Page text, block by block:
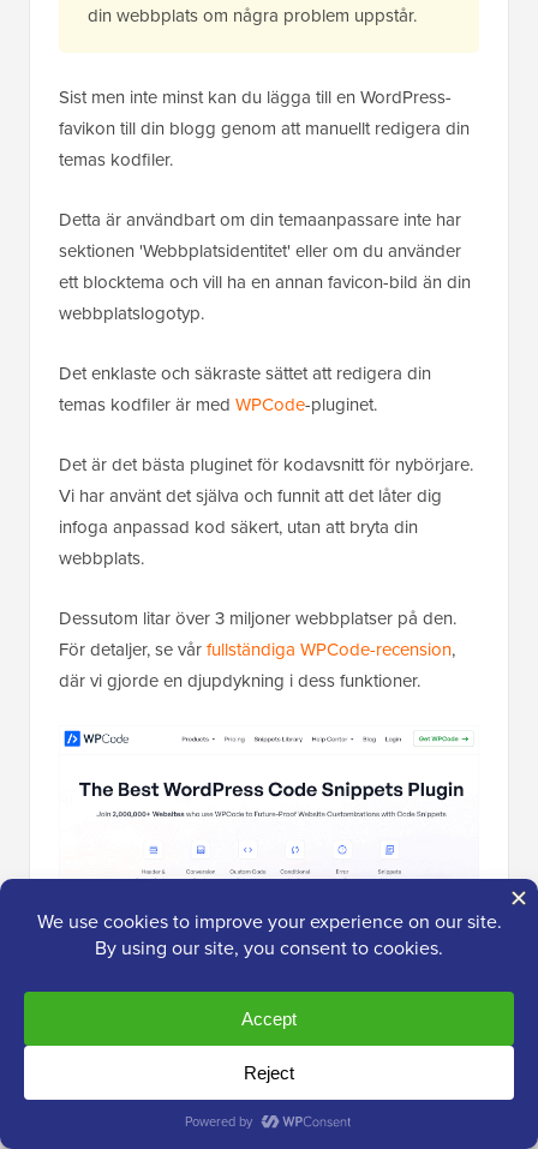
din webbplats om några problem uppstår.
Sist men inte minst kan du lägga till en WordPress-
favikon till din blogg genom att manuellt redigera din
temas kodfiler.
Detta är användbart om din temaanpassare inte har
sektionen 'Webbplatsidentitet' eller om du använder
ett blocktema och vill ha en annan favicon-bild än din
webbplatslogotyp.
Det enklaste och säkraste sättet att redigera din
temas kodfiler är med WPCode-pluginet.
Det är det bästa pluginet för kodavsnitt för nybörjare.
Vi har använt det själva och funnit att det låter dig
infoga anpassad kod säkert, utan att bryta din
webbplats.
Dessutom litar över 3 miljoner webbplatser på den.
För detaljer, se vårfullständiga WPCode-recension,
där vi gjorde en djupdykning i dess funktioner.
En annan stor fördel med WPCode är att om du
uppdaterar ditt tema, så kommer du inte att förlora
dina kodändringar, inklusive din favicon.